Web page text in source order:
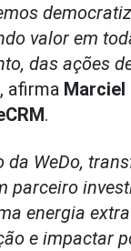
valor em
das ações
afirma Marciel
.
da WeDo,
parceiro
energia
e impactar